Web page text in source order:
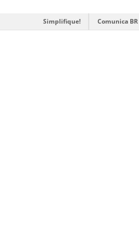
Simplifique! Comunica BR